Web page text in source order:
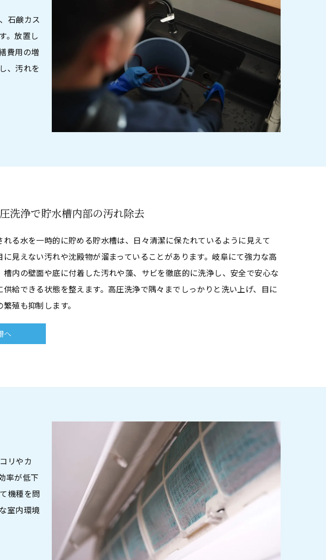
石鹸カス
。放置し
費用の増
、汚れを
洗浄で貯水槽内部の汚れ除去
れる水を一時的に貯める貯水槽は、日々清潔に保たれているように見えて
に見えない汚れや沈殿物が溜まっていることがあります。岐阜にて強力な高
槽内の壁面や底に付着した汚れや藻、サビを徹底的に洗浄し、安全で安心な
供給できる状態を整えます。高圧洗浄で隅々までしっかりと洗い上げ、目に
殖も抑制します。
へ
リやカ
率が低下
機種を問
室内環境